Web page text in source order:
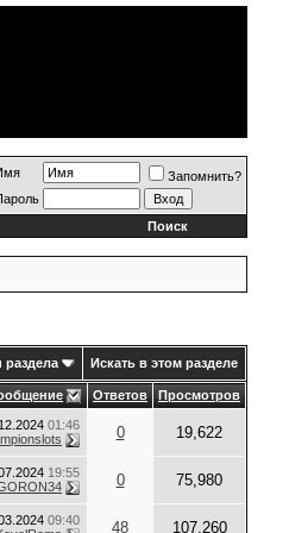
Запомнить?
Поиск
Искать в этом разделе
Ответов Просмотров
01:46
0 19,622
19:55
0 75,980
09:40
48 107,260